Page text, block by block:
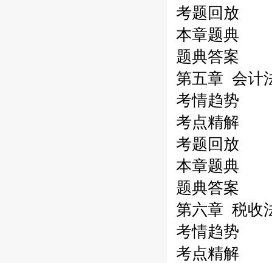
考题回放
本章题典
题典答案
第五章 会计
考情趋势
考点精解
考题回放
本章题典
题典答案
第六章 税收
考情趋势
考点精解